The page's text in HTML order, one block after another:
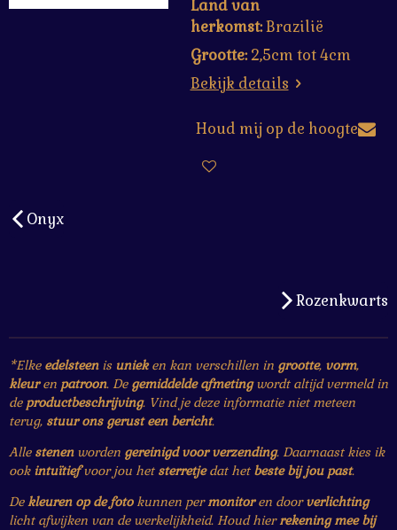
Land van
herkomst:Brazilië
Grootte:2,5cm tot 4cm
Bekijk details
Houd mij op de hoogte
Onyx
Rozenkwarts
*Elke edelsteenis unieken kan verschillen in grootte, vorm,
kleuren patroon. De gemiddelde afmetingwordt altijd vermeld in
de productbeschrijving. Vind je deze informatie niet meteen
terug, stuur ons gerust een bericht.
Alle stenenworden gereinigd voor verzending. Daarnaast kies ik
ook intuïtiefvoor jou het sterretjedat het beste bij jou past.
Dekleuren op de fotokunnen permonitoren doorverlichting
licht afwijken van de werkelijkheid. Houd hierrekening mee bij